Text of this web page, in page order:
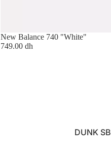
DUNK SB
New Balance 740 "White"
749.00 dh